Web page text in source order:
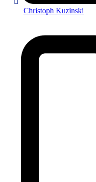
Christoph Kuzinski